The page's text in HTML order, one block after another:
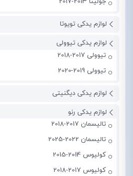
لوازم یدکی تویوتا
لوازم یدکی تیوولی
تیوولی 2017-2018
تیوولی 2019-2020
لوازم یدکی دیگنیتی
لوازم یدکی رنو
تالیسمان 2017-2018
تالیسمان 2022-2025
کولیوس 2014-2015
کولیوس 2017-2018